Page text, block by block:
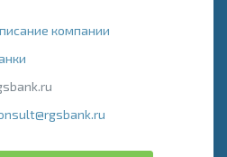
компании